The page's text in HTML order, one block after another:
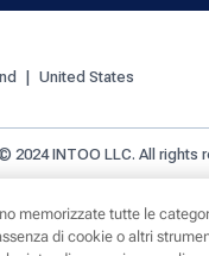
United States
2024 INTOO LLC. All rights
memorizzate tutte le
di cookie o altri